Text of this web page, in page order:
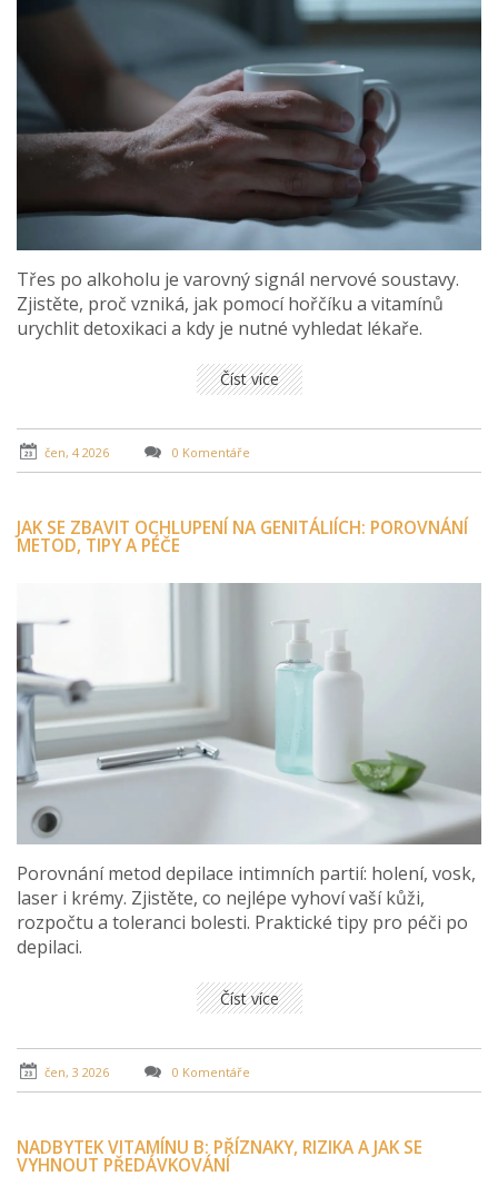
Třes po alkoholu je varovný signál nervové soustavy.
Zjistěte, proč vzniká, jak pomocí hořčíku a vitamínů
urychlit detoxikaci a kdy je nutné vyhledat lékaře.
Číst více
čen, 4 2026 0 Komentáře
JAK SE ZBAVIT OCHLUPENÍ NA GENITÁLIÍCH: POROVNÁNÍ
METOD, TIPY A PÉČE
Porovnání metod depilace intimních partií: holení, vosk,
laser i krémy. Zjistěte, co nejlépe vyhoví vaší kůži,
rozpočtu a toleranci bolesti. Praktické tipy pro péči po
depilaci.
Číst více
čen, 3 2026 0 Komentáře
NADBYTEK VITAMÍNU B: PŘÍZNAKY, RIZIKA A JAK SE
VYHNOUT PŘEDÁVKOVÁNÍ